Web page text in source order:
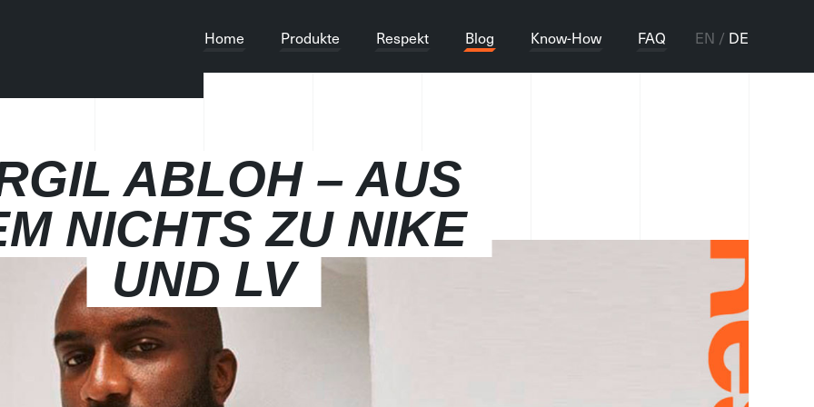
Home Produkte Respekt Blog Know-How FAQ EN DE
ABLOH – AUS
NICHTS ZU NIKE
UND LV